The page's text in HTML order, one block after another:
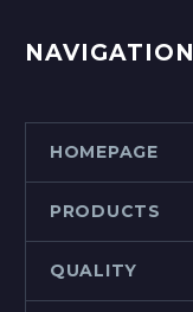
NAVIGATION
HOMEPAGE
PRODUCTS
QUALITY